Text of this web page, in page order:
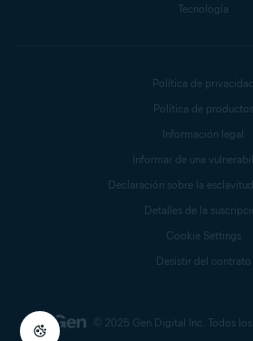
Tecnología
© 2025 Gen Digital Inc. Todos
Política de privacidad
Política de productos
Información legal
Informar de una
Declaración sobre la
Detalles de la
Cookie Settings
Desistir del contrato